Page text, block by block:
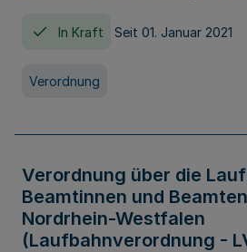
In Kraft Seit 01. Januar 2021
Verordnung
Verordnung über die
Beamtinnen und
Nordrhein-Westfalen
(Laufbahnverordnung -